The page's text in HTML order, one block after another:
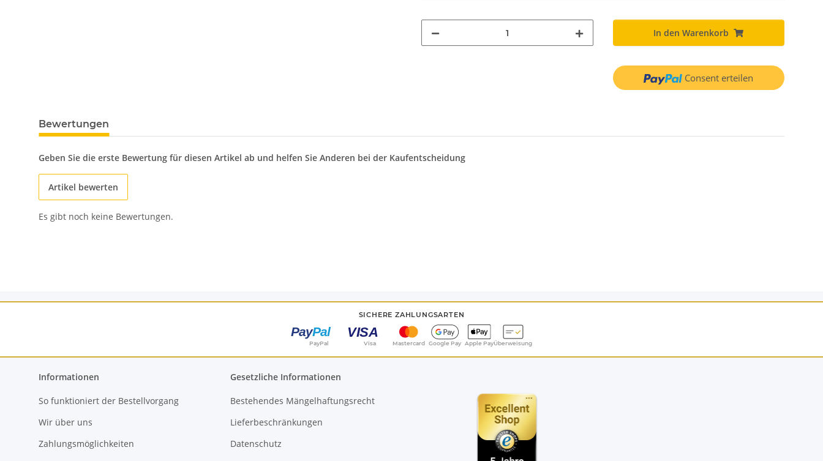
In den Warenkorb
Consent erteilen
Bewertungen
Geben Sie die erste Bewertung für diesen Artikel ab und helfen Sie Anderen bei der Kaufentscheidung
Artikel bewerten
Es gibt noch keine Bewertungen.
SICHERE ZAHLUNGSARTEN
PayPal Visa Mastercard Google Pay Apple PayÜberweisung
Informationen
So funktioniert der Bestellvorgang
Wir über uns
Zahlungsmöglichkeiten
Gesetzliche Informationen
Bestehendes Mängelhaftungsrecht
Lieferbeschränkungen
Datenschutz